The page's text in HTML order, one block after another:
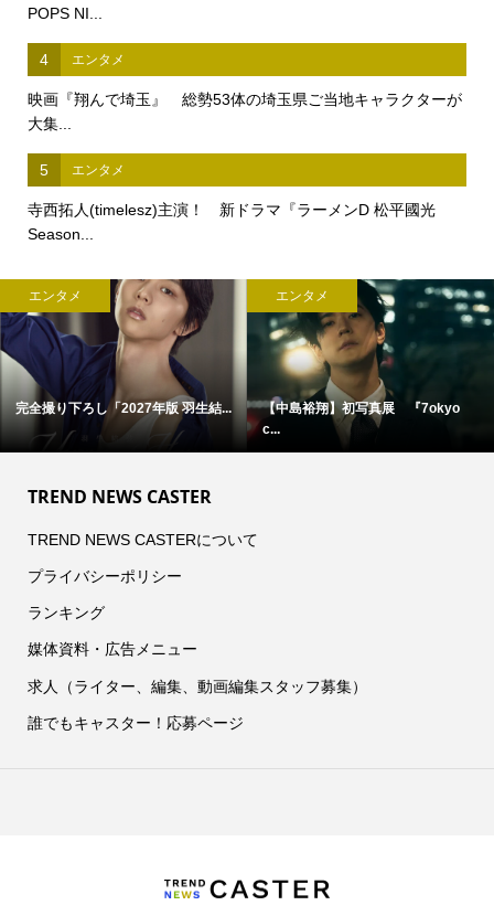
POPS NI...
4 エンタメ
映画『翔んで埼玉』 総勢53体の埼玉県ご当地キャラクターが
大集...
5 エンタメ
寺西拓人(timelesz)主演！ 新ドラマ『ラーメンD 松平國光
Season...
エンタメ
完全撮り下ろし「2027年版 羽生結...
エンタメ
【中島裕翔】初写真展 『7okyo
c...
TREND NEWS CASTER
TREND NEWS CASTERについて
プライバシーポリシー
ランキング
媒体資料・広告メニュー
求人（ライター、編集、動画編集スタッフ募集）
誰でもキャスター！応募ページ